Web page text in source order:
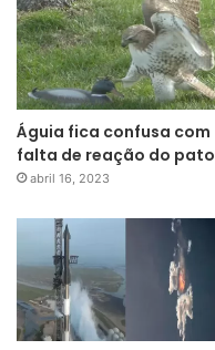
Águia fica confusa com
falta de reação do pato
abril 16, 2023